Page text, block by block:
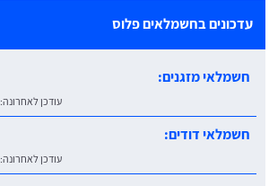
עדכונים בחשמלאים פלוס
חשמלאי דודים:
עודכן לאחרונה:
פחת קופץ:
עודכן לאחרונה: